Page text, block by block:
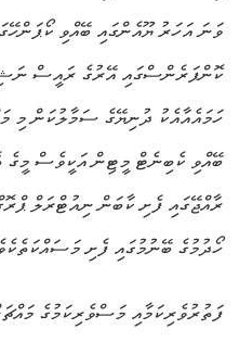
ވަނަ އަހަރު ޔޫއެންގައި ބޭއްވި
ކޮންފަރެންސްގައި އޭރުގެ ރައީސް
ހަމައެއާއެކު ދުނިޔޭގެ ސަމާލުކަން މި
ބޭއްވި ކެބިނެޓް މީޓިން އަކީވެސް
ރާއްޖޭގައި ފެށި ކާބަން ނިއުޓްރަލް
ހޯދުމުގެ ބޭނުމުގައި ފެށި
ފަތުރުވެރިކަމާއި މަސްވެރިކަމުގެ